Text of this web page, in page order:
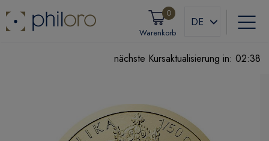
DE
Warenkorb
0
nächste Kursaktualisierung in: 02:38